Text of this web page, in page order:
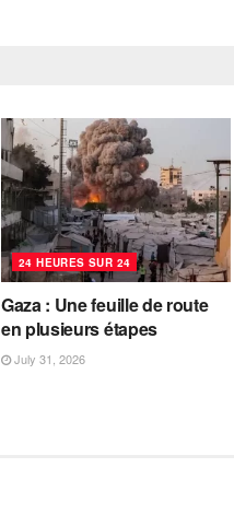
24 HEURES SUR 24
Gaza : Une feuille de route
en plusieurs étapes
July 31, 2026